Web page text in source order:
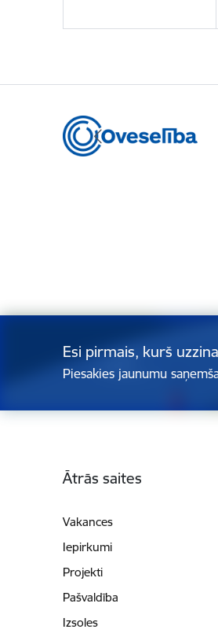
Esi pirmais, kurš
Piesakies jaunumu
Ātrās saites
Vakances
Iepirkumi
Projekti
Pašvaldība
Izsoles